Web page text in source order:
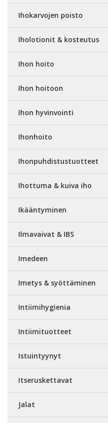
Ihokarvojen poisto
Iholotionit & kosteutus
Ihon hoito
Ihon hoitoon
Ihon hyvinvointi
Ihonhoito
Ihonpuhdistustuotteet
Ihottuma & kuiva iho
Ikääntyminen
Ilmavaivat & IBS
Imedeen
Imetys & syöttäminen
Intiimihygienia
Intiimituotteet
Istuintyynyt
Itseruskettavat
Jalat